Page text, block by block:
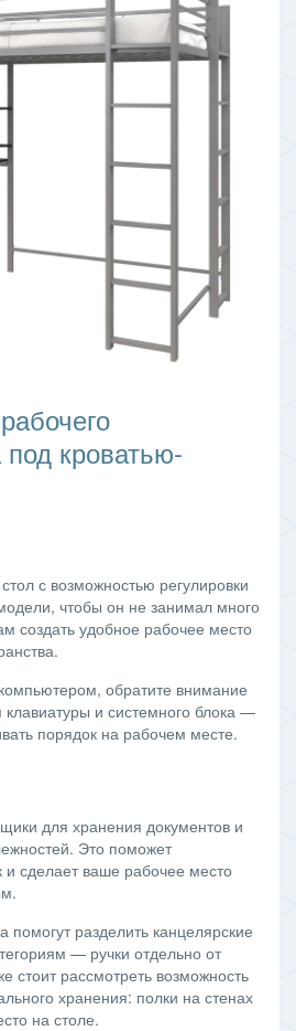
под кроватью-
с возможностью регулировки
чтобы он не занимал много
создать удобное рабочее место
обратите внимание
и системного блока —
порядок на рабочем месте.
для хранения документов и
Это поможет
и сделает ваше рабочее место
помогут разделить канцелярские
— ручки отдельно от
стоит рассмотреть возможность
хранения: полки на стенах
на столе.